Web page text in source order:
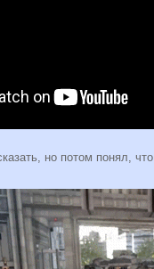
но потом понял, что